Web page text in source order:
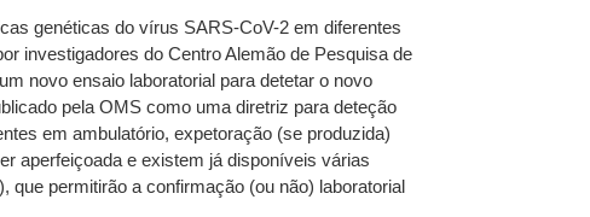
genéticas do vírus SARS-CoV-2 em diferentes
investigadores do Centro Alemão de Pesquisa de
novo ensaio laboratorial para detetar o novo
pela OMS como uma diretriz para deteção
em ambulatório, expetoração (se produzida)
aperfeiçoada e existem já disponíveis várias
), que permitirão a confirmação (ou não) laboratorial